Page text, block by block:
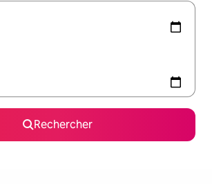
Rechercher